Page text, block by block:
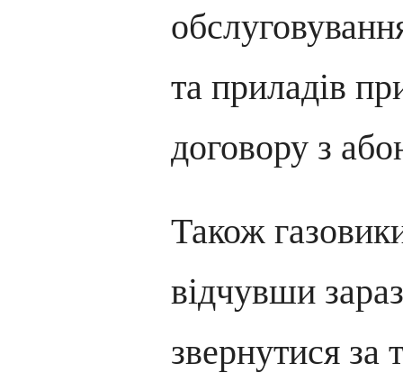
та приладів
договору з
Також
відчувши
звернутися